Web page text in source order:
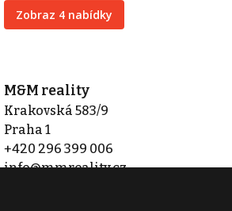
Zobraz 4 nabídky
M&M reality
Krakovská 583/9
Praha 1
+420 296 399 006
info@mmreality.cz